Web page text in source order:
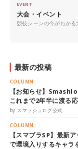
EVENT
大会・イベント
競技シーンの今がわか
最新の投稿
COLUMN
【お知らせ】
これまで2年半に渡る
by スマッシュログ公式
COLUMN
【スマブラSP】最新
で環境入りするキャラ